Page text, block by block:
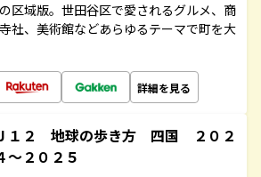
区域版。世田谷区で愛されるグルメ、商
社、美術館などあらゆるテーマで町を大
詳細を見る
１２ 地球の歩き方 四国 ２０２
～２０２５